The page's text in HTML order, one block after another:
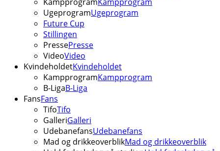
UgeprogramUgeprogram
Future Cup
Stillingen
PressePresse
VideoVideo
KvindeholdetKvindeholdet
KampprogramKampprogram
B-LigaB-Liga
FansFans
TifoTifo
GalleriGalleri
UdebanefansUdebanefans
Mad og drikkeoverblikMad og drikkeoverblik